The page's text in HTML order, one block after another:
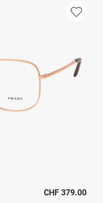
CHF 379.00